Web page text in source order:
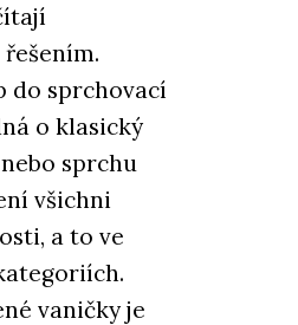
do sprchovací
o klasický
sprchu
všichni
a to ve
vaničky je